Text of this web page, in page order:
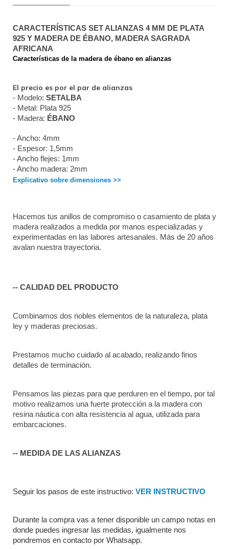
CARACTERÍSTICAS SET ALIANZAS 4 MM DE PLATA
925 Y MADERA DE ÉBANO, MADERA SAGRADA
AFRICANA
Características de la madera de ébano en alianzas
El precio es por el par de alianzas
- Modelo: SETALBA
- Metal: Plata 925
- Madera: ÉBANO
- Ancho: 4mm
- Espesor: 1,5mm
- Ancho flejes: 1mm
- Ancho madera: 2mm
Explicativo sobre dimensiones >>
Hacemos tus anillos de compromiso o casamiento de plata y
madera realizados a medida por manos especializadas y
experimentadas en las labores artesanales. Más de 20 años
avalan nuestra trayectoria.
-- CALIDAD DEL PRODUCTO
Combinamos dos nobles elementos de la naturaleza, plata
ley y maderas preciosas.
Prestamos mucho cuidado al acabado, realizando finos
detalles de terminación.
Pensamos las piezas para que perduren en el tiempo, por tal
motivo realizamos una fuerte protección a la madera con
resina náutica con alta resistencia al agua, utilizada para
embarcaciones.
-- MEDIDA DE LAS ALIANZAS
Seguir los pasos de este instructivo: VER INSTRUCTIVO
Durante la compra vas a tener disponible un campo notas en
donde puedes ingresar las medidas, igualmente nos
pondremos en contacto por Whatsapp.